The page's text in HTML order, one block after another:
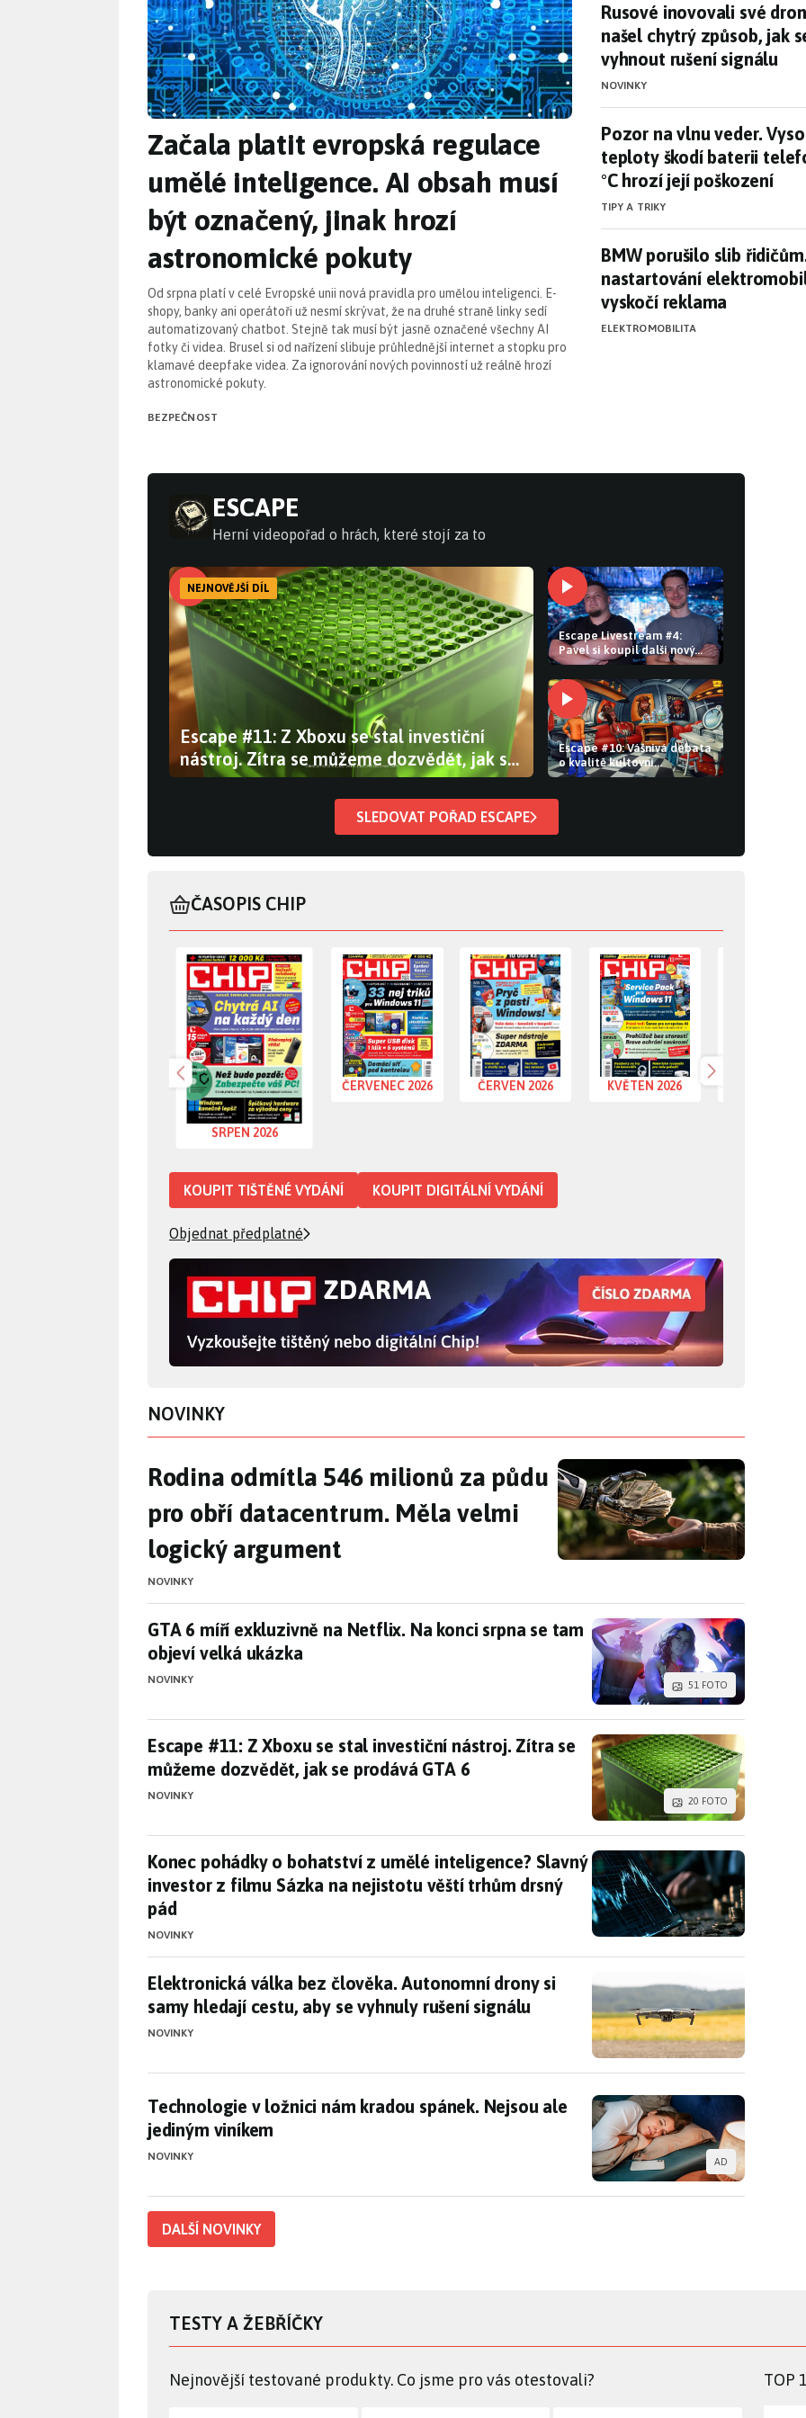
Začala platit evropská regulace
umělé inteligence. AI obsah musí
být označený, jinak hrozí
astronomické pokuty
Od srpna platí v celé Evropské unii nová pravidla pro umělou inteligenci. E-
shopy, banky ani operátoři už nesmí skrývat, že na druhé straně linky sedí
automatizovaný chatbot. Stejně tak musí být jasně označené všechny AI
fotky či videa. Brusel si od nařízení slibuje průhlednější internet a stopku pro
klamavé deepfake videa. Za ignorování nových povinností už reálně hrozí
astronomické pokuty.
BEZPEČNOST
Rusové inovovali své
Rusové inovovali své
našel chytrý způsob, jak
vyhnout rušení signálu
NOVINKY
Pozor na vlnu veder.
Pozor na vlnu veder.
teploty škodí baterii
°C hrozí její poškození
TIPY A TRIKY
BMW porušilo slib
BMW porušilo slib
nastartování
vyskočí reklama
ELEKTROMOBILITA
ESCAPE
Herní videopořad o hrách, které stojí za to
NEJNOVĚJŠÍ DÍL
Escape #11: Z Xboxu se stal investiční
nástroj. Zítra se můžeme dozvědět, jak se
prodává GTA 6
Escape Livestream #4:
Pavel si koupil další nový
hardware a PlayStation i
Xbox stále řeší problémy s
hrami
Escape #10: Vášnivá debata
o kvalitě kultovní
adventury. Bethesda je pod
SLEDOVAT POŘAD ESCAPE
ČASOPIS CHIP
časopis Srpen 2026
SRPEN 2026
časopis Červenec 2026
ČERVENEC 2026
časopis Červen 2026
ČERVEN 2026
časopis Květen 2026
KVĚTEN 2026
KOUPIT TIŠTĚNÉ VYDÁNÍ KOUPIT DIGITÁLNÍ VYDÁNÍ
Objednat předplatné
NOVINKY
Rodina odmítla 546 milionů za půdu pro obří
Rodina odmítla 546 milionů za půdu
pro obří datacentrum. Měla velmi
logický argument
NOVINKY
GTA 6 míří exkluzivně na Netflix. Na konci srpna se tam objeví velká ukázka
GTA 6 míří exkluzivně na Netflix. Na konci srpna se tam
objeví velká ukázka
NOVINKY 51 FOTO
Escape #11: Z Xboxu se stal investiční nástroj. Zítra se můžeme dozvědět, jak se
Escape #11: Z Xboxu se stal investiční nástroj. Zítra se
můžeme dozvědět, jak se prodává GTA 6
NOVINKY 20 FOTO
Konec pohádky o bohatství z umělé inteligence? Slavný investor z filmu Sázka
Konec pohádky o bohatství z umělé inteligence? Slavný
investor z filmu Sázka na nejistotu věští trhům drsný
pád
NOVINKY
Elektronická válka bez člověka. Autonomní drony si samy hledají cestu, aby se
Elektronická válka bez člověka. Autonomní drony si
samy hledají cestu, aby se vyhnuly rušení signálu
NOVINKY
Technologie v ložnici nám kradou spánek. Nejsou ale jediným viníkem
Technologie v ložnici nám kradou spánek. Nejsou ale
jediným viníkem
NOVINKY AD
DALŠÍ NOVINKY
TESTY A ŽEBŘÍČKY
Nejnovější testované produkty. Co jsme pro vás otestovali? TOP